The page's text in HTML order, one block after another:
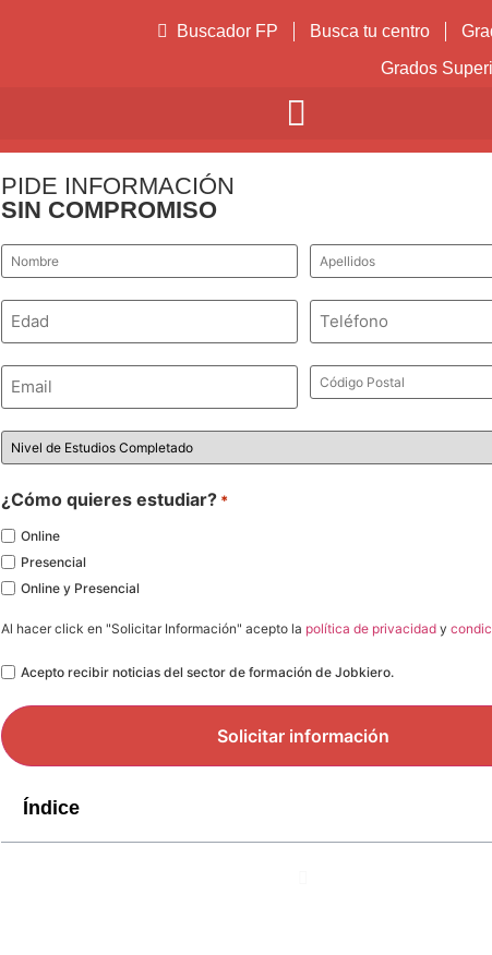
Buscador FP Busca tu centro
Grados
PIDE INFORMACIÓN
SIN COMPROMISO
Nombre Apellidos
*
Número Teléfono
Email
Código
Postal
Nivel
de
¿Cómo quieres estudiar? *
Online
Presencial
Online y Presencial
Al hacer click en "Solicitar Información" acepto la política de privacidad y
LegalAcepto recibir noticias del sector de formación de Jobkiero.
Índice